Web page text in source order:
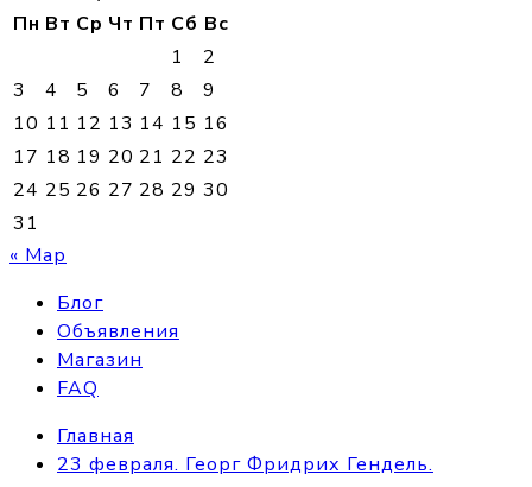
Пн Вт Ср Чт Пт Сб Вс
1
2
3
4 5 6 7 8
9
10 11 12 13 14 15 16
17 18 19 20 21 22 23
24 25 26 27 28 29 30
31
« Мар
Блог
Объявления
Магазин
FAQ
Главная
23 февраля. Георг Фридрих Гендель.